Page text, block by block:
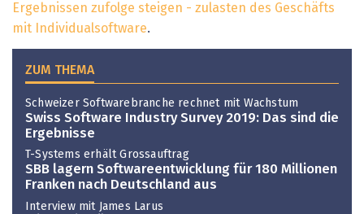
Ergebnissen zufolge steigen - zulasten des Geschäfts
mit Individualsoftware.
ZUM THEMA
Schweizer Softwarebranche rechnet mit Wachstum
Swiss Software Industry Survey 2019: Das sind die
Ergebnisse
T-Systems erhält Grossauftrag
SBB lagern Softwareentwicklung für 180 Millionen
Franken nach Deutschland aus
Interview mit James Larus